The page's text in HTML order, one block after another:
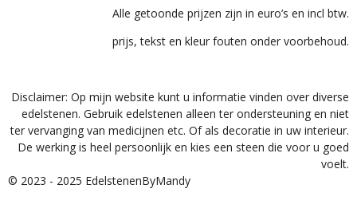
Alle getoonde prijzen zijn in euro’s en incl btw.
prijs, tekst en kleur fouten onder voorbehoud.
Disclaimer: Op mijn website kunt u informatie vinden over diverse
edelstenen. Gebruik edelstenen alleen ter ondersteuning en niet
ter vervanging van medicijnen etc. Of als decoratie in uw interieur.
De werking is heel persoonlijk en kies een steen die voor u goed
voelt.
© 2023 - 2025 EdelstenenByMandy